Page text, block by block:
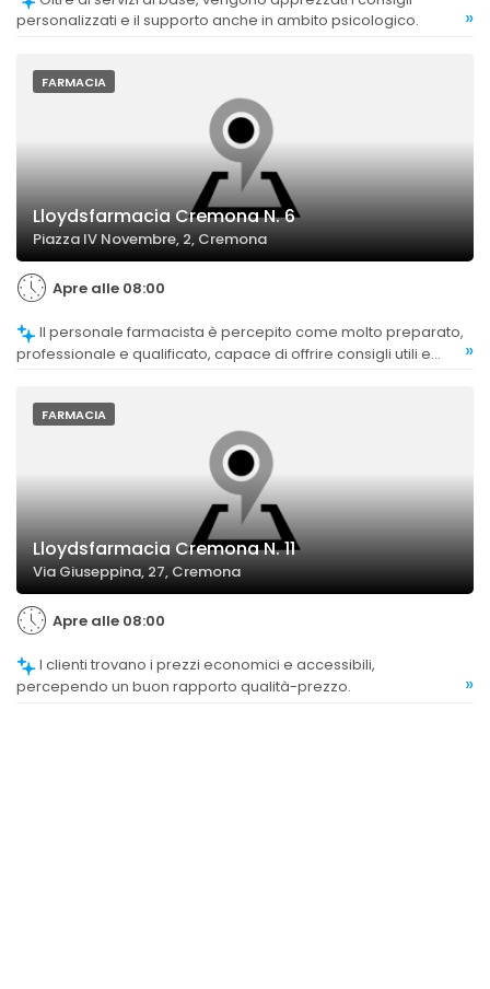
personalizzati e il supporto anche in ambito psicologico.
»
FARMACIA
Lloydsfarmacia Cremona N. 6
Piazza IV Novembre, 2, Cremona
Apre alle 08:00
professionale e qualificato, capace di offrire consigli utili e
»
FARMACIA
Lloydsfarmacia Cremona N. 11
Via Giuseppina, 27, Cremona
Apre alle 08:00
percependo un buon rapporto qualità-prezzo.
»